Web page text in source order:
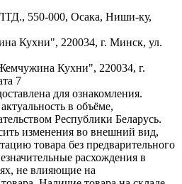
550-000, Осака, Ниши-ку,
Кухни", 220034, г. Минск, ул.
Кухни", 220034, г.
7
для ознакомления.
в объёме,
Республики Беларусь.
изменения во внешний вид,
товара без предварительного
расхождения в
не влияющие на